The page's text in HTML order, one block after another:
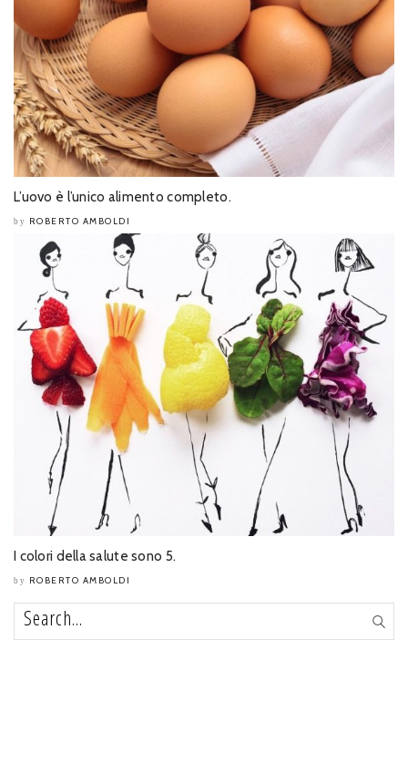
L’uovo è l’unico alimento completo.
by ROBERTO AMBOLDI
I colori della salute sono 5.
by ROBERTO AMBOLDI